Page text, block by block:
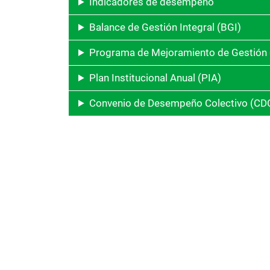
Balance de Gestión Integral (BGI)
Programa de Mejoramiento de Gestión
Plan Institucional Anual (PIA)
Convenio de Desempeño Colectivo